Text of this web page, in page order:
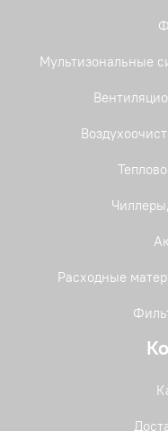
Мультизональные
Расходные